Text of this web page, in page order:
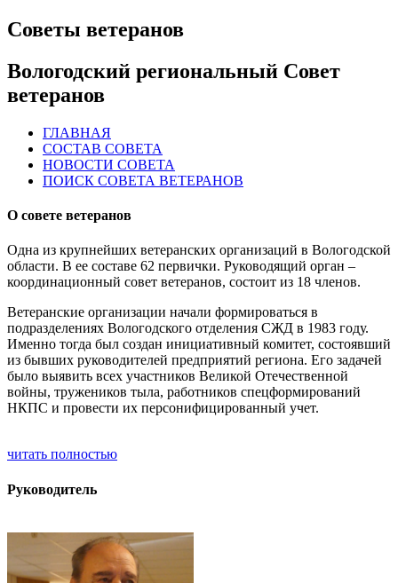
Советы ветеранов
Вологодский региональный Совет
ветеранов
ГЛАВНАЯ
СОСТАВ СОВЕТА
НОВОСТИ СОВЕТА
ПОИСК СОВЕТА ВЕТЕРАНОВ
О совете ветеранов
Одна из крупнейших ветеранских организаций в Вологодской
области. В ее составе 62 первички. Руководящий орган –
координационный совет ветеранов, состоит из 18 членов.
Ветеранские организации начали формироваться в
подразделениях Вологодского отделения СЖД в 1983 году.
Именно тогда был создан инициативный комитет, состоявший
из бывших руководителей предприятий региона. Его задачей
было выявить всех участников Великой Отечественной
войны, тружеников тыла, работников спецформирований
НКПС и провести их персонифицированный учет.
читать полностью
Руководитель